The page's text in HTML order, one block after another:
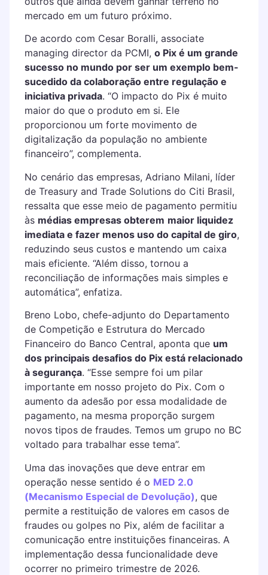
mercado em um futuro próximo.
De acordo com Cesar Boralli, associate
managing director da PCMI, o Pix é um grande
sucesso no mundo por ser um exemplo bem-
sucedido da colaboração entre regulação e
iniciativa privada. “O impacto do Pix é muito
maior do que o produto em si. Ele
proporcionou um forte movimento de
digitalização da população no ambiente
financeiro”, complementa.
No cenário das empresas, Adriano Milani, líder
de Treasury and Trade Solutions do Citi Brasil,
ressalta que esse meio de pagamento permitiu
às médias empresas obterem maior liquidez
imediata e fazer menos uso do capital de giro,
reduzindo seus custos e mantendo um caixa
mais eficiente. “Além disso, tornou a
reconciliação de informações mais simples e
automática”, enfatiza.
Breno Lobo, chefe-adjunto do Departamento
de Competição e Estrutura do Mercado
Financeiro do Banco Central, aponta que um
dos principais desafios do Pix está relacionado
à segurança. “Esse sempre foi um pilar
importante em nosso projeto do Pix. Com o
aumento da adesão por essa modalidade de
pagamento, na mesma proporção surgem
novos tipos de fraudes. Temos um grupo no BC
voltado para trabalhar esse tema”.
Uma das inovações que deve entrar em
operação nesse sentido é o MED 2.0
(Mecanismo Especial de Devolução), que
permite a restituição de valores em casos de
fraudes ou golpes no Pix, além de facilitar a
comunicação entre instituições financeiras. A
implementação dessa funcionalidade deve
ocorrer no primeiro trimestre de 2026.